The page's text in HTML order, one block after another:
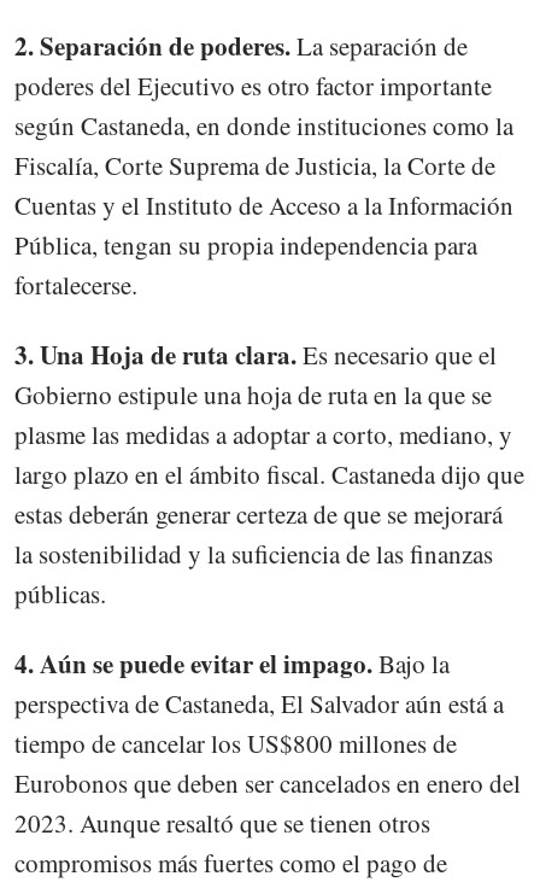
2. Separación de poderes.La separación de
poderes del Ejecutivo es otro factor importante
según Castaneda, en donde instituciones como la
Fiscalía, Corte Suprema de Justicia, la Corte de
Cuentas y el Instituto de Acceso a la Información
Pública, tengan su propia independencia para
fortalecerse.
3. Una Hoja de ruta clara.Es necesario que el
Gobierno estipule una hoja de ruta en la que se
plasme las medidas a adoptar a corto, mediano, y
largo plazo en el ámbito fiscal. Castaneda dijo que
estas deberán generar certeza de que se mejorará
la sostenibilidad y la suficiencia de las finanzas
públicas.
4. Aún se puede evitar el impago.Bajo la
perspectiva de Castaneda, El Salvador aún está a
tiempo de cancelar los US$800 millones de
Eurobonos que deben ser cancelados en enero del
2023. Aunque resaltó que se tienen otros
compromisos más fuertes como el pago de